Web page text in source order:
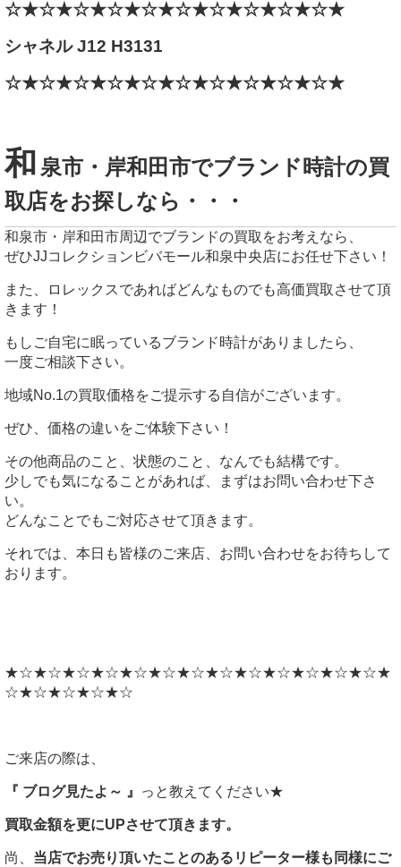
☆★☆★☆★☆★☆★☆★☆★☆★☆★☆★
シャネル J12 H3131
☆★☆★☆★☆★☆★☆★☆★☆★☆★☆★
和 泉市・岸和田市でブランド時計の買
取店をお探しなら・・・
和泉市・岸和田市周辺でブランドの買取をお考えなら、
ぜひJJコレクションビバモール和泉中央店にお任せ下さい！
また、ロレックスであればどんなものでも高価買取させて頂
きます！
もしご自宅に眠っているブランド時計がありましたら、
一度ご相談下さい。
地域No.1の買取価格をご提示する自信がございます。
ぜひ、価格の違いをご体験下さい！
その他商品のこと、状態のこと、なんでも結構です。
少しでも気になることがあれば、まずはお問い合わせ下さ
い。
どんなことでもご対応させて頂きます。
それでは、本日も皆様のご来店、お問い合わせをお待ちして
おります。
★☆★☆★☆★☆★☆★☆★☆★☆★☆★☆★☆★☆★☆★
☆★☆★☆★☆★☆
ご来店の際は、
『 ブログ見たよ～ 』 っと教えてください★
買取金額を更にUPさせて頂きます。
尚、 当店でお売り頂いたことのあるリピーター様も同様にご